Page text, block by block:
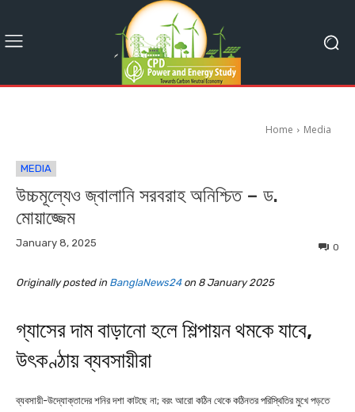
Home Media
MEDIA
উচ্চমূল্যেও জ্বালানি সরবরাহ অনিশ্চিত – ড.
মোয়াজ্জেম
January 8, 2025 0
Originally posted in BanglaNews24on 8 January 2025
গ্যাসের দাম বাড়ানো হলে শিল্পায়ন থমকে যাবে,
উৎকণ্ঠায় ব্যবসায়ীরা
ব্যবসায়ী-উদ্যোক্তাদের শনির দশা কাটছে না; বরং আরো কঠিন থেকে কঠিনতর পরিস্থিতির মুখে পড়তে